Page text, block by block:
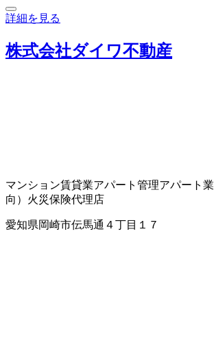
詳細を見る
株式会社ダイワ不動産
マンション賃貸業アパート管理アパート業
向） 火災保険代理店
愛知県岡崎市伝馬通４丁目１７